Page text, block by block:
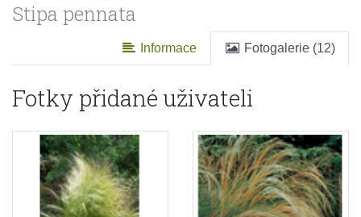
Stipa pennata
Informace Fotogalerie (12)
Fotky přidané uživateli